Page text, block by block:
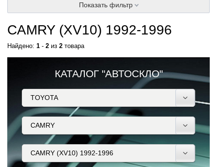
Показать фильтр
CAMRY (XV10) 1992-1996
Найдено: 1 - 2 из 2 товара
КАТАЛОГ "АВТОСКЛО"